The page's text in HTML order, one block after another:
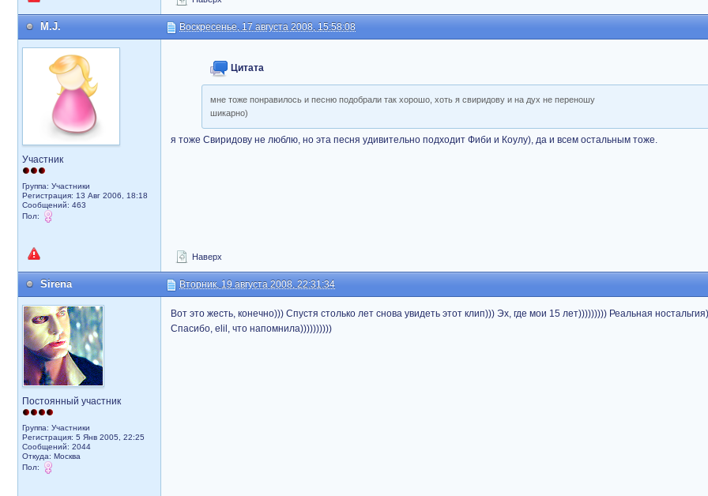
M.J. Воскресенье, 17 августа 2008, 15:58:08
Участник
Группа: Участники
Регистрация: 13 Авг 2006, 18:18
Сообщений: 463
Пол:
Цитата
мне тоже понравилось и песню подобрали так хорошо, хоть я свиридову и на дух не переношу
шикарно)
я тоже Свиридову не люблю, но эта песня удивительно подходит Фиби и Коулу), да и всем остальным тоже.
Наверх
Sirena Вторник, 19 августа 2008, 22:31:34
Постоянный участник
Группа: Участники
Регистрация: 5 Янв 2005, 22:25
Сообщений: 2044
Откуда: Москва
Пол:
Вот это жесть, конечно))) Спустя столько лет снова увидеть этот клип))) Эх, где мои 15 лет))))))))) Реальная
Спасибо, elil, что напомнила))))))))))